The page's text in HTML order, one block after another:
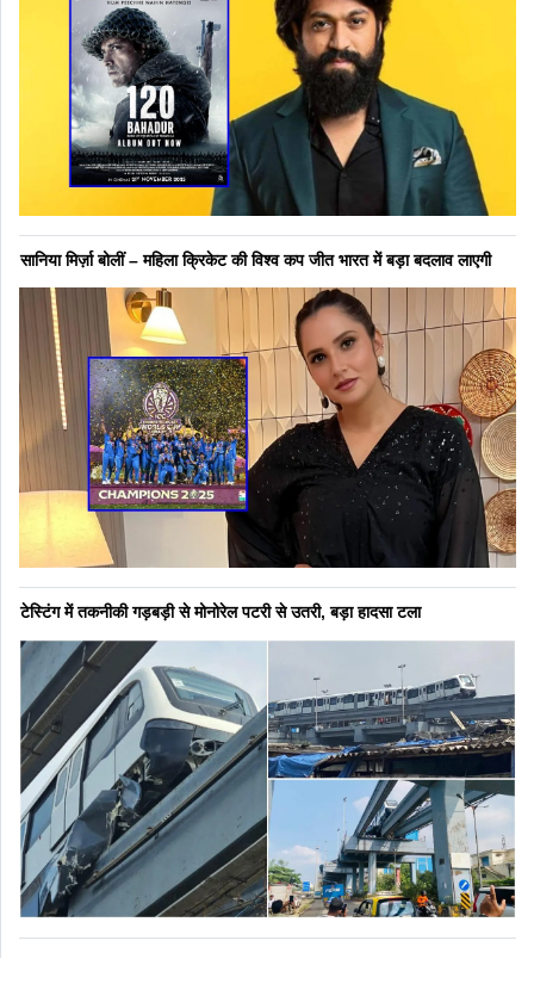
सानिया मिर्ज़ा बोलीं – महिला क्रिकेट की विश्व कप जीत भारत में बड़ा बदलाव लाएगी
टेस्टिंग में तकनीकी गड़बड़ी से मोनोरेल पटरी से उतरी, बड़ा हादसा टला